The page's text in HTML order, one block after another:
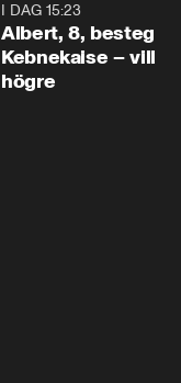
I DAG 15:23
Albert, 8, besteg
Kebnekaise – vill
högre